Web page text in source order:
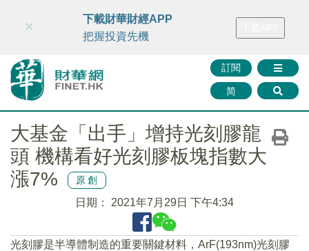
財華智庫網 FINTV FINMETA 財華證券 媒體矩陣
訂閱
简
×
下載財華財經APP
把握投資先機
大基金「出手」增持光刻膠龍
頭 機構看好光刻膠板塊指數大
漲7%
原創
日期： 2021年7月29日 下午4:34
光刻膠是半導體制造的重要關鍵材料，ArF(193nm)光刻膠